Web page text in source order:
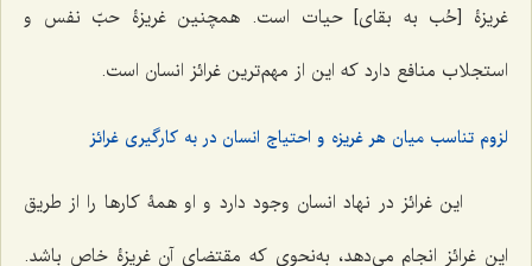
غریزۀ [حُب به بقای] حیات است. همچنین غریزۀ حبّ نفس و
استجلاب منافع دارد که این از مهم‌ترین غرائز انسان است.
لزوم تناسب میان هر غریزه و احتیاج انسان در به کارگیری غرائز
این غرائز در نهاد انسان وجود دارد و او همۀ کارها را از طریق
این غرائز انجام می‌دهد، به‌نحوی که مقتضای آن غریزۀ خاص باشد.